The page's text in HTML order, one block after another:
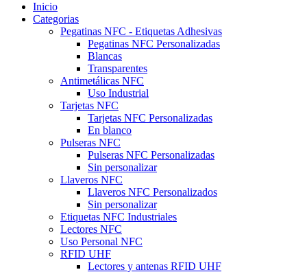
Inicio
Categorias
Pegatinas NFC - Etiquetas Adhesivas
Pegatinas NFC Personalizadas
Blancas
Transparentes
Antimetálicas NFC
Uso Industrial
Tarjetas NFC
Tarjetas NFC Personalizadas
En blanco
Pulseras NFC
Pulseras NFC Personalizadas
Sin personalizar
Llaveros NFC
Llaveros NFC Personalizados
Sin personalizar
Etiquetas NFC Industriales
Lectores NFC
Uso Personal NFC
RFID UHF
Lectores y antenas RFID UHF